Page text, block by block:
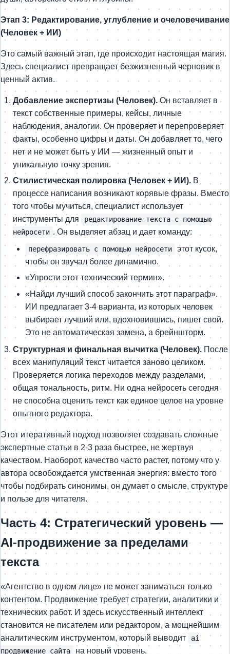
Этап 3: Редактирование, углубление и очеловечивание
(Человек + ИИ)
Это самый важный этап, где происходит настоящая магия.
Здесь специалист превращает безжизненный черновик в
ценный актив.
Добавление экспертизы (Человек).Он вставляет в
текст собственные примеры, кейсы, личные
наблюдения, аналогии. Он проверяет и перепроверяет
факты, особенно цифры и даты. Он добавляет то, чего
нет и не может быть у ИИ — жизненный опыт и
уникальную точку зрения.
Стилистическая полировка (Человек + ИИ). В
процессе написания возникают корявые фразы. Вместо
того чтобы мучиться, специалист использует
инструменты для
редактирование текста с помощью
нейросети . Он выделяет абзац и дает команду:
перефразировать с помощью нейросети
этот кусок,
чтобы он звучал более динамично.
«Упрости этот технический термин».
«Найди лучший способ закончить этот параграф».
ИИ предлагает 3-4 варианта, из которых человек
выбирает лучший или, вдохновившись, пишет свой.
Это не автоматическая замена, а брейншторм.
Структурная и финальная вычитка (Человек). После
всех манипуляций текст читается заново целиком.
Проверяется логика переходов между разделами,
общая тональность, ритм. Ни одна нейросеть сегодня
не способна оценить текст как единое целое на уровне
опытного редактора.
Этот итеративный подход позволяет создавать сложные
экспертные статьи в 2-3 раза быстрее, не жертвуя
качеством. Наоборот, качество часто растет, потому что у
автора освобождается умственная энергия: вместо того
чтобы подбирать синонимы, он думает о смысле, структуре
и пользе для читателя.
Часть 4: Стратегический уровень —
AI-продвижение за пределами
текста
«Агентство в одном лице» не может заниматься только
контентом. Продвижение требует стратегии, аналитики и
технических работ. И здесь искусственный интеллект
становится не писателем или редактором, а мощнейшим
аналитическим инструментом, который выводит
ai
продвижение сайта
на новый уровень.